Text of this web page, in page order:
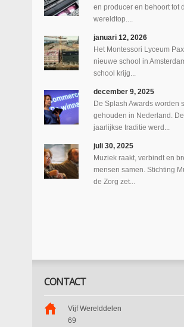
en producer en behoort tot
wereldtop....
januari 12, 2026
Het Montessori Lyceum
nieuwe school in
school krijg...
december 9, 2025
De Splash Awards worden
gehouden in Nederland.
jaarlijkse traditie werd...
juli 30, 2025
Muziek raakt, verbindt en
mensen samen. Stichting
de Zorg zet...
CONTACT
Vijf Werelddelen
69